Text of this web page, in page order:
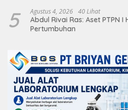
5 Agustus 4, 2026 40 Lihat
Abdul Rivai Ras: Aset PTPN I
Pertumbuhan